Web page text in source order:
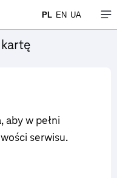
PL EN UA
aby w pełni
serwisu.